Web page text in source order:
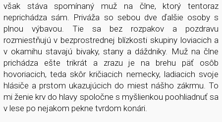
však stáva spomínaný muž na člne, ktorý tentoraz
neprichádza sám. Priváža so sebou dve ďalšie osoby s
plnou výbavou. Tie sa bez rozpakov a pozdravu
rozmiestňujú v bezprostrednej blízkosti skupiny loviacich a
v okamihu stavajú bivaky, stany a dáždniky. Muž na člne
prichádza ešte trikrát a zrazu je na brehu päť osôb
hovoriacich, teda skôr kričiacich nemecky, ladiacich svoje
hlásiče a prstom ukazujúcich do miest nášho zákrmu. To
mi ženie krv do hlavy spoločne s myšlienkou poohliadnuť sa
v lese po nejakom pekne tvrdom konári.